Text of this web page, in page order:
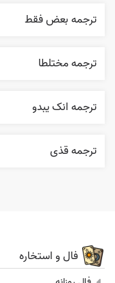
ترجمه بعض فقط
ترجمه مختلطا
ترجمه انک يبدو
ترجمه قذی
فال و استخاره